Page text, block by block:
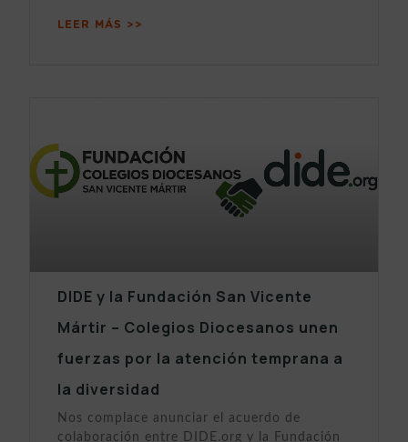
LEER MÁS >>
DIDE y la Fundación San Vicente
Mártir – Colegios Diocesanos unen
fuerzas por la atención temprana a
la diversidad
Nos complace anunciar el acuerdo de
colaboración entre DIDE.org y la Fundación